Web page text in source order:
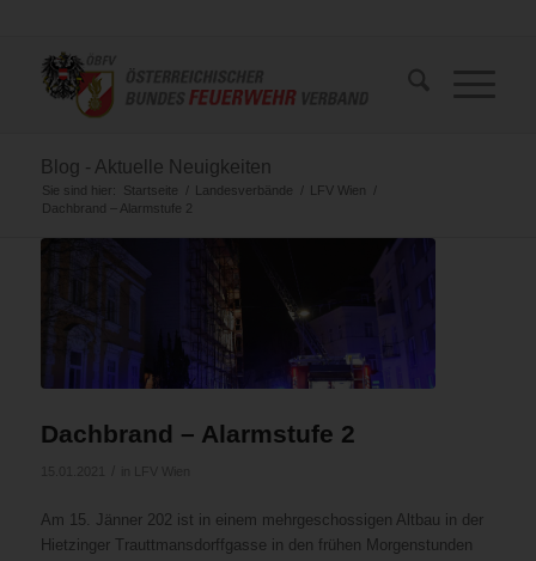
Blog - Aktuelle Neuigkeiten
Sie sind hier: Startseite / Landesverbände / LFV Wien
/
Dachbrand – Alarmstufe 2
Dachbrand – Alarmstufe 2
Am 15. Jänner 202 ist in einem mehrgeschossigen Altbau in der
Hietzinger Trauttmansdorffgasse in den frühen Morgenstunden